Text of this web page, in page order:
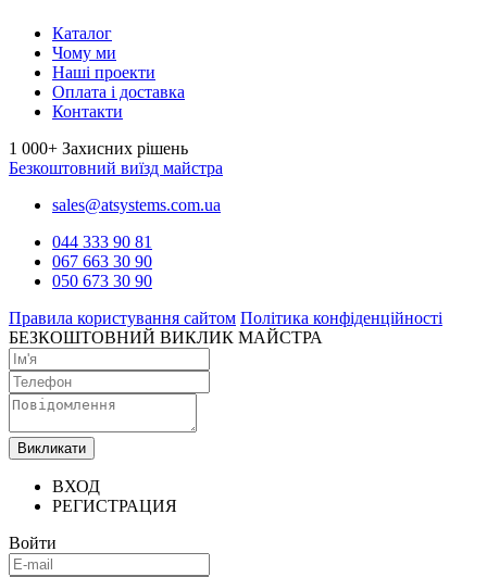
Каталог
Чому ми
Наші проекти
Оплата і доставка
Контакти
1 000+ Захисних рішень
Безкоштовний виїзд майстра
sales@atsystems.com.ua
044 333 90 81
067 663 30 90
050 673 30 90
Правила користування сайтом Політика конфіденційності
БЕЗКОШТОВНИЙ ВИКЛИК МАЙСТРА
Викликати
ВХОД
РЕГИСТРАЦИЯ
Войти